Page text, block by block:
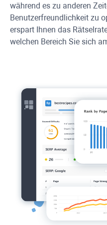
während es zu anderen
Benutzerfreundlichkeit zu
erspart Ihnen das
welchen Bereich Sie sich